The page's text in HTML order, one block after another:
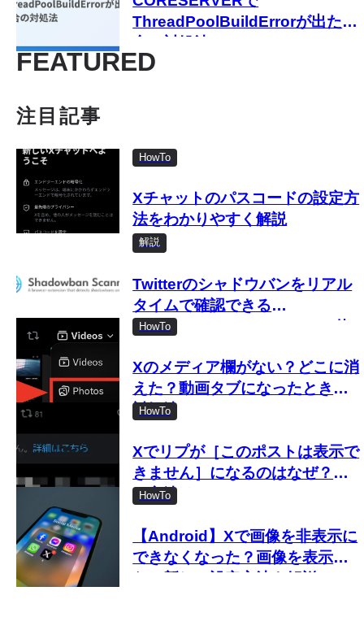
ThreadPoolBuildErrorが出た場
FEATURED
注目記事
HowTo
Xチャットのパスコードの設定方
法をわかりやすく解説
解説
Twitterのシャドウバンをリアル
タイムで確認できる
「Shadowban Scanner」の使
HowTo
Xのメディア欄がない？どこに消
えた？動画タブになったときの
対処法
HowTo
Xでリプが［このポストは表示で
きません］になるのはなぜ？見
る方法は？
HowTo
【Android】Xで画像を非表示に
できなくなった？画像を表示し